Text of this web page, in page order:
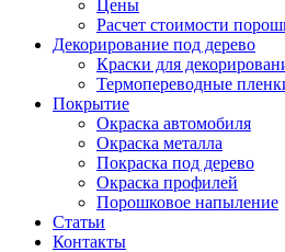
Цены
Расчет стоимости
Декорирование под дерево
Краски для
Термопереводные
Покрытие
Окраска автомобиля
Окраска металла
Покраска под дерево
Окраска профилей
Порошковое напыление
Статьи
Контакты